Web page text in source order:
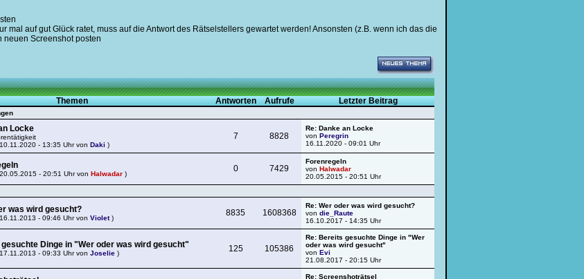
mal auf gut Glück ratet, muss auf die Antwort des Rätselstellers gewartet werden! Ansonsten (z.B. wenn ich das die
neuen Screenshot posten
Themen
Antworten Aufrufe Letzter Beitrag
Locke
- 13:35 Uhr von Daki )
7 8828
Re: Danke an Locke
von Peregrin
16.11.2020 - 09:01 Uhr
- 20:51 Uhr von Halwadar )
0 7429
Forenregeln
von Halwadar
20.05.2015 - 20:51 Uhr
was wird gesucht?
- 09:46 Uhr von Violet)
8835 1608368
Re: Wer oder was wird gesucht?
von die_Raute
16.10.2017 - 14:35 Uhr
Dinge in "Wer oder was wird gesucht"
- 09:33 Uhr von Joselie ) 125 105386
Re: Bereits gesuchte Dinge in "Wer
oder was wird gesucht"
von Evi
21.08.2017 - 20:15 Uhr
Re: Screenshoträtsel